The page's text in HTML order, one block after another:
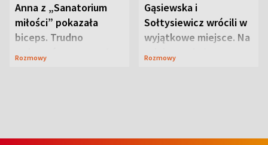
Anna z „Sanatorium
miłości” pokazała
biceps. Trudno
uwierzyć, co przeszła
Rozmowy
Gąsiewska i
Sołtysiewicz wrócili w
wyjątkowe miejsce. Na
szlaku czekał
Rozmowy